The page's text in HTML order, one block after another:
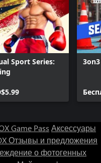
Sport Series:
Game Pass Аксессуары
Отзывы и предложения
о фотогенных